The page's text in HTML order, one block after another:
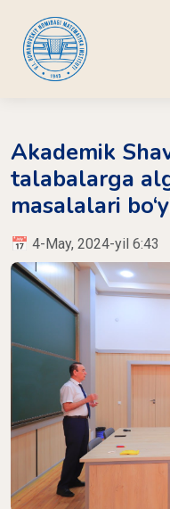
Akademik
talabalarga
masalalari
📅 4-May, 2024-yil 6:43